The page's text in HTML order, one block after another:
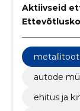
Aktiivseid
autode
ehitus ja